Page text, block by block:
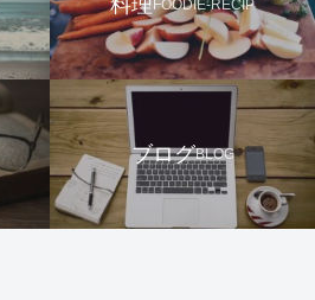
FOODIE-RECIP
ブログBLOG